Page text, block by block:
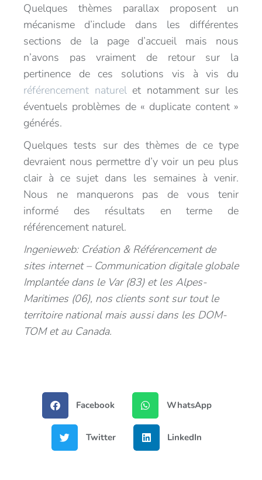
Quelques thèmes parallax proposent un
mécanisme d’include dans les différentes
sections de la page d’accueil mais nous
n’avons pas vraiment de retour sur la
pertinence de ces solutions vis à vis du
référencement naturelet notamment sur les
éventuels problèmes de « duplicate content »
générés.
Quelques tests sur des thèmes de ce type
devraient nous permettre d’y voir un peu plus
clair à ce sujet dans les semaines à venir.
Nous ne manquerons pas de vous tenir
informé des résultats en terme de
référencement naturel.
Ingenieweb: Création & Référencement de
sites internet – Communication digitale globale
Implantée dans le Var (83) et les Alpes-
Maritimes (06), nos clients sont sur tout le
territoire national mais aussi dans les DOM-
TOM et au Canada.
Facebook WhatsApp
Twitter LinkedIn